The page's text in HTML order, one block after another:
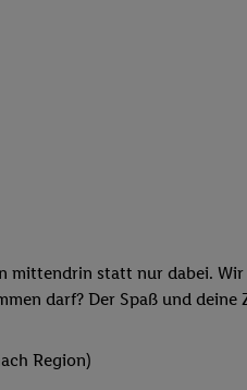
statt nur dabei.
darf? Der Spaß und
Region)